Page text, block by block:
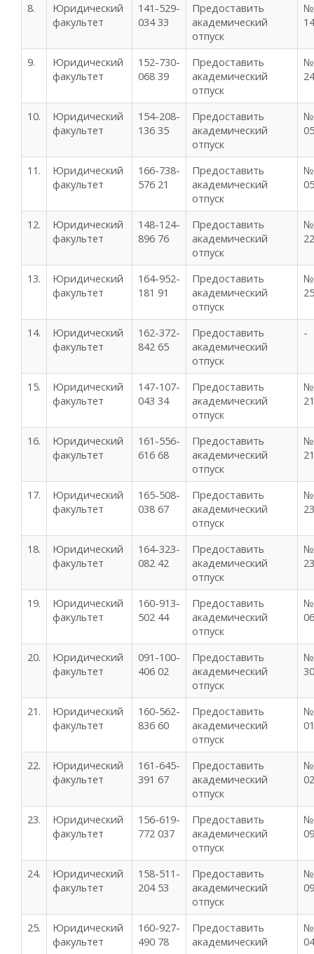
8.
Юридический
факультет
141-529-
034 33
Предоставить
академический
отпуск
№
9.
Юридический
факультет
152-730-
068 39
Предоставить
академический
отпуск
№
10.
Юридический
факультет
154-208-
136 35
Предоставить
академический
отпуск
№
11.
Юридический
факультет
166-738-
576 21
Предоставить
академический
отпуск
№
12.
Юридический
факультет
148-124-
896 76
Предоставить
академический
отпуск
№
13.
Юридический
факультет
164-952-
181 91
Предоставить
академический
отпуск
№
14.
Юридический
факультет
162-372-
842 65
Предоставить
академический
отпуск
-
15.
Юридический
факультет
147-107-
043 34
Предоставить
академический
отпуск
№
16.
Юридический
факультет
161-556-
616 68
Предоставить
академический
отпуск
№
17.
Юридический
факультет
165-508-
038 67
Предоставить
академический
отпуск
№
18.
Юридический
факультет
164-323-
082 42
Предоставить
академический
отпуск
№
19.
Юридический
факультет
160-913-
502 44
Предоставить
академический
отпуск
№
20.
Юридический
факультет
091-100-
406 02
Предоставить
академический
отпуск
№
21.
Юридический
факультет
160-562-
836 60
Предоставить
академический
отпуск
№
22.
Юридический
факультет
161-645-
391 67
Предоставить
академический
отпуск
№
23.
Юридический
факультет
156-619-
772 037
Предоставить
академический
отпуск
№
24.
Юридический
факультет
158-511-
204 53
Предоставить
академический
отпуск
№
25.
Юридический
факультет
160-927-
490 78
Предоставить
академический
№